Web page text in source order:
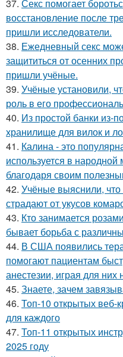
37. Секс помогает
восстановление после
пришли исследователи.
38. Ежедневный секс
защититься от осенних
пришли учёные.
39. Учёные установили,
роль в его
40. Из простой банки из-
хранилище для вилок и
41. Калина - это
используется в
благодаря своим
42. Учёные выяснили, что
страдают от укусов
43. Кто занимается
бывает борьба с
44. В США появились
помогают пациентам
анестезии, играя для них
45. Знаете, зачем
46. Топ-10 открытых веб-
для каждого
47. Топ-11 открытых
2025 году